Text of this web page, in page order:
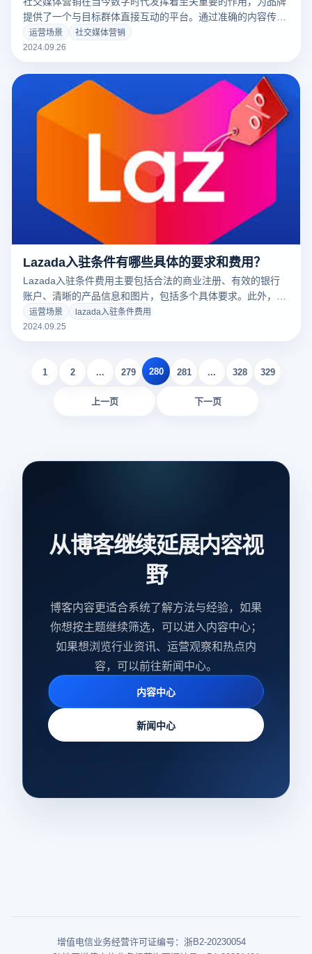
提供了一个与目标群体直接互动的平台。通过准确的内容传播
和广告营销，品牌可以快速提高知名度，吸引更多潜在客户的
关注和参与。借助社交媒体的普遍覆盖，品牌不仅可以提高曝
运营场景
社交媒体营销
2024.09.26
Lazada入驻条件有哪些具体的要求和费用？
Lazada入驻条件费用主要包括合法的商业注册、有效的银行
账户、清晰的产品信息和图片，包括多个具体要求。此外，商
家需要提供相关的税务信息和联系方式，以确保合规运营。在
成本方面，Lazada一般收取进入费和销售佣金，佣金率因商
备，顺利进入这个电子商务平台。
运营场景
lazada入驻条件费用
2024.09.25
上一页
1 2 ... 279 280 281 ... 328 329
下一页
从博客继续延展内容视
野
博客内容更适合系统了解方法与经验，如果
你想按主题继续筛选，可以进入内容中心；
如果想浏览行业资讯、运营观察和热点内
容，可以前往新闻中心。
内容中心
新闻中心
增值电信业务经营许可证编号：浙B2-20230054